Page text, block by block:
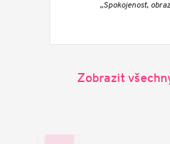
„Spokojenost,
Zobrazit